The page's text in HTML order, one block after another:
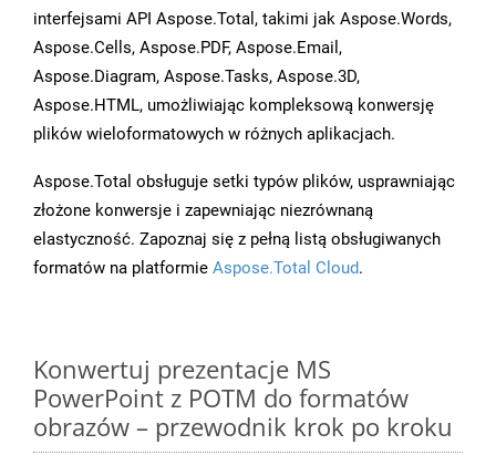
interfejsami API Aspose.Total, takimi jak Aspose.Words,
Aspose.Cells, Aspose.PDF, Aspose.Email,
Aspose.Diagram, Aspose.Tasks, Aspose.3D,
Aspose.HTML, umożliwiając kompleksową konwersję
plików wieloformatowych w różnych aplikacjach.
Aspose.Total obsługuje setki typów plików, usprawniając
złożone konwersje i zapewniając niezrównaną
elastyczność. Zapoznaj się z pełną listą obsługiwanych
formatów na platformie Aspose.Total Cloud.
Konwertuj prezentacje MS
PowerPoint z POTM do formatów
obrazów – przewodnik krok po kroku